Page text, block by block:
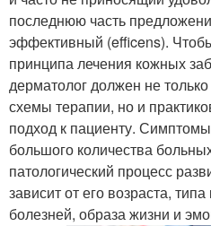
последнюю часть
эффективный (efficens).
принципа лечения кожных
дерматолог должен не
схемы терапии, но и
подход к пациенту.
большого количества
патологический процесс
зависит от его возраста,
болезней, образа жизни и